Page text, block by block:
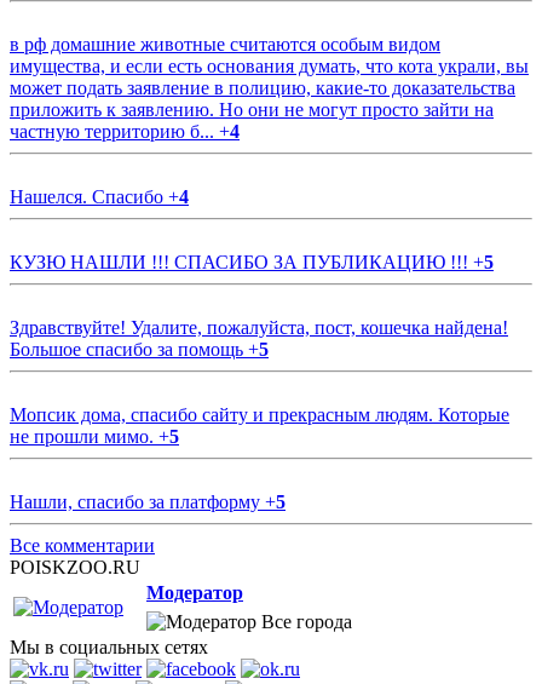
в рф домашние животные считаются особым видом
имущества, и если есть основания думать, что кота украли, вы
может подать заявление в полицию, какие-то доказательства
приложить к заявлению. Но они не могут просто зайти на
частную территорию б... +4
Нашелся. Спасибо +4
КУЗЮ НАШЛИ !!! СПАСИБО ЗА ПУБЛИКАЦИЮ !!! +5
Здравствуйте! Удалите, пожалуйста, пост, кошечка найдена!
Большое спасибо за помощь +5
Мопсик дома, спасибо сайту и прекрасным людям. Которые
не прошли мимо. +5
Нашли, спасибо за платформу +5
Все комментарии
POISKZOO.RU
Модератор
Все города
Мы в социальных сетях